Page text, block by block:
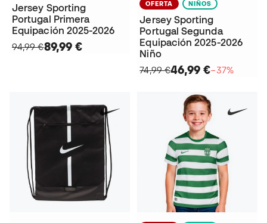
Jersey Sporting
Portugal Primera
Equipación 2025-2026
94,99 €89,99 €
OFERTA NIÑOS
Jersey Sporting
Portugal Segunda
Equipación 2025-2026
Niño
74,99 €46,99 €−37%